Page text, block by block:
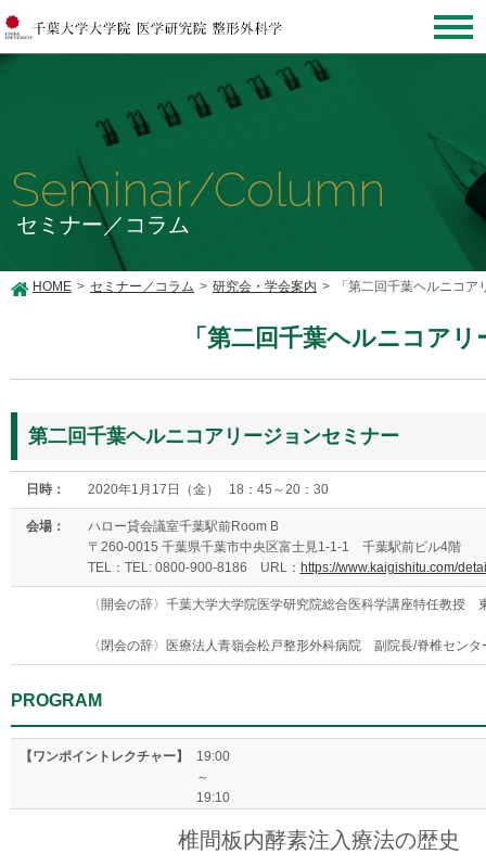
Seminar/Column
セミナー／コラム
HOME セミナー／コラム 研究会・学会案内 「第二回千葉ヘルニコ
「第二回千葉ヘルニコア
第二回千葉ヘルニコアリージョンセミナー
日時： 2020年1月17日（金） 18：45～20：30
会場：
ハロー貸会議室千葉駅前Room B
〒260-0015 千葉県千葉市中央区富士見1-1-1 千葉駅前ビル4階
TEL：TEL: 0800-900-8186 URL： https://www.kaigishitu.com/
〈開会の辞〉千葉大学大学院医学研究院総合医科学講座特任教
〈閉会の辞〉医療法人青嶺会松戸整形外科病院 副院長/脊椎セ
PROGRAM
【ワンポイントレクチャー】
19:00
～
19:10
椎間板内酵素注入療法の歴史